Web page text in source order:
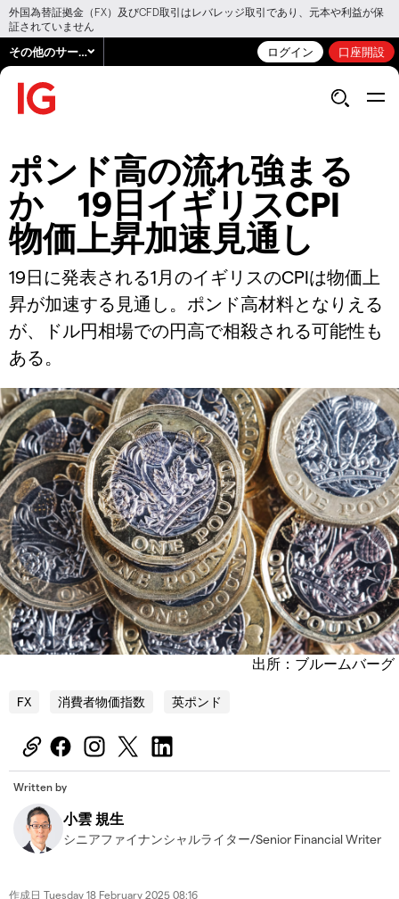
外国為替証拠金（FX）及びCFD取引はレバレッジ取引であり、元本や利益が保
証されていません
その他のサービス ログイン 口座開設
ポンド高の流れ強まる
か 19日イギリスCPI
物価上昇加速見通し
19日に発表される1月のイギリスのCPIは物価上
昇が加速する見通し。ポンド高材料となりえる
が、ドル円相場での円高で相殺される可能性も
ある。
出所：ブルームバーグ
FX 消費者物価指数 英ポンド
Written by
小雲 規生
シニアファイナンシャルライター/Senior Financial Writer
作成日 Tuesday 18 February 2025 08:16